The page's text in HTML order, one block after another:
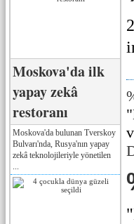
Moskova'da ilk
yapay zekâ
restoranı
Moskova'da bulunan Tverskoy
Bulvarı'nda, Rusya'nın yapay
zekâ teknolojileriyle yönetilen